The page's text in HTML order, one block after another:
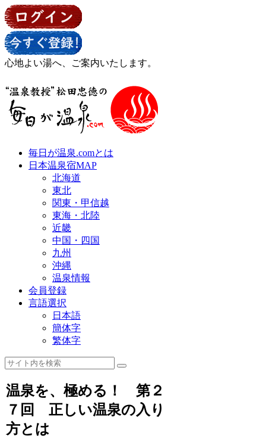
心地よい湯へ、ご案内いたします。
毎日が温泉.comとは
日本温泉宿MAP
北海道
東北
関東・甲信越
東海・北陸
近畿
中国・四国
九州
沖縄
温泉情報
会員登録
言語選択
日本語
簡体字
繁体字
温泉を、極める！ 第２
７回 正しい温泉の入り
方とは